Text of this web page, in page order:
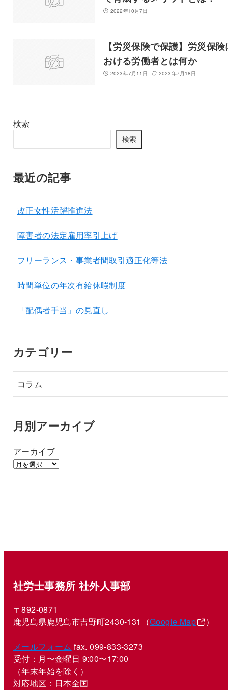
2022年10月7日
【労災保険で保護】労災保険
おける労働者とは何か
2023年7月11日 2023年7月18日
検索
検索
最近の記事
改正女性活躍推進法
障害者の法定雇用率引上げ
フリーランス・事業者間取引適正化等法
時間単位の年次有給休暇制度
「配偶者手当」の見直し
カテゴリー
コラム
月別アーカイブ
アーカイブ
社労士事務所 社外人事部
〒892-0871
鹿児島県鹿児島市吉野町2430-131（Google Map ）
メールフォーム fax. 099-833-3273
受付：月〜金曜日 9:00〜17:00
（年末年始を除く）
対応地区：日本全国